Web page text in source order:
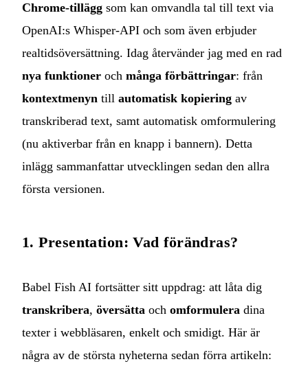
Chrome‑tillägg som kan omvandla tal till text via
OpenAI:s Whisper‑API och som även erbjuder
realtidsöversättning. Idag återvänder jag med en rad
nya funktioner och många förbättringar: från
kontextmenyn till automatisk kopiering av
transkriberad text, samt automatisk omformulering
(nu aktiverbar från en knapp i bannern). Detta
inlägg sammanfattar utvecklingen sedan den allra
första versionen.
1. Presentation: Vad förändras?
Babel Fish AI fortsätter sitt uppdrag: att låta dig
transkribera, översätta och omformulera dina
texter i webbläsaren, enkelt och smidigt. Här är
några av de största nyheterna sedan förra artikeln: